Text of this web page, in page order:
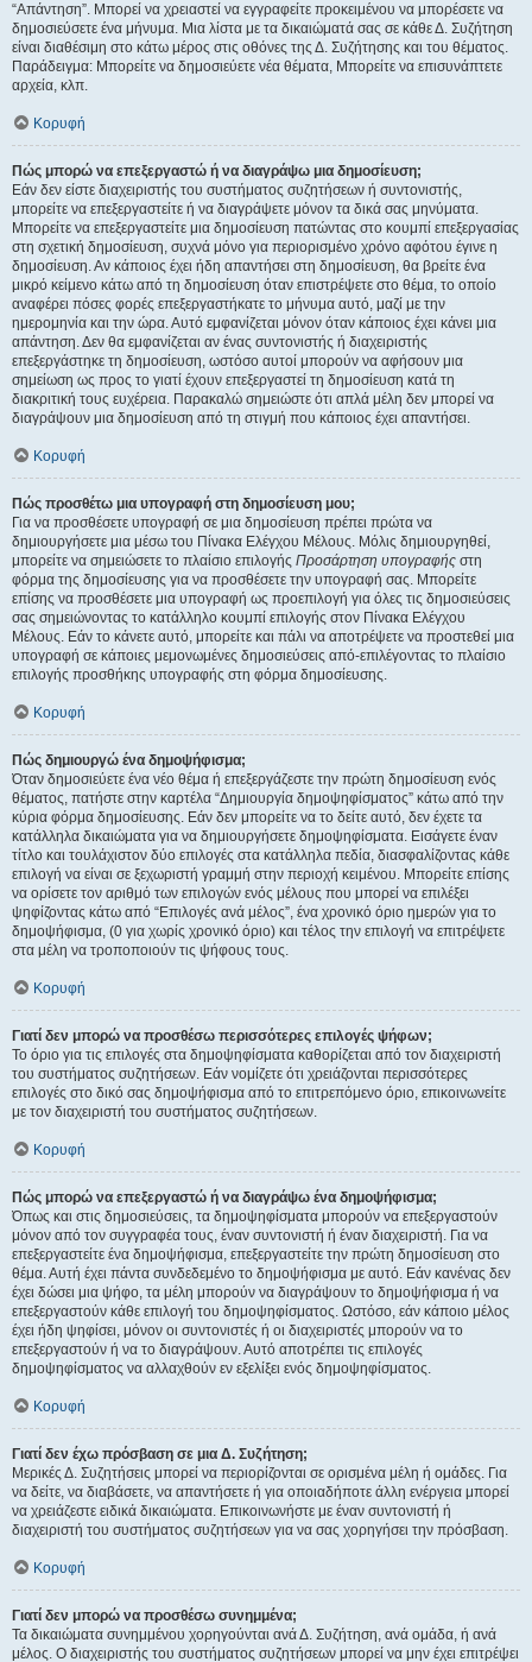
“Απάντηση”. Μπορεί να χρειαστεί να εγγραφείτε προκειμένου να μπορέσετε να
δημοσιεύσετε ένα μήνυμα. Μια λίστα με τα δικαιώματά σας σε κάθε Δ. Συζήτηση
είναι διαθέσιμη στο κάτω μέρος στις οθόνες της Δ. Συζήτησης και του θέματος.
Παράδειγμα: Μπορείτε να δημοσιεύετε νέα θέματα, Μπορείτε να επισυνάπτετε
αρχεία, κλπ.
Κορυφή
Πώς μπορώ να επεξεργαστώ ή να διαγράψω μια δημοσίευση;
Εάν δεν είστε διαχειριστής του συστήματος συζητήσεων ή συντονιστής,
μπορείτε να επεξεργαστείτε ή να διαγράψετε μόνον τα δικά σας μηνύματα.
Μπορείτε να επεξεργαστείτε μια δημοσίευση πατώντας στο κουμπί επεξεργασίας
στη σχετική δημοσίευση, συχνά μόνο για περιορισμένο χρόνο αφότου έγινε η
δημοσίευση. Αν κάποιος έχει ήδη απαντήσει στη δημοσίευση, θα βρείτε ένα
μικρό κείμενο κάτω από τη δημοσίευση όταν επιστρέψετε στο θέμα, το οποίο
αναφέρει πόσες φορές επεξεργαστήκατε το μήνυμα αυτό, μαζί με την
ημερομηνία και την ώρα. Αυτό εμφανίζεται μόνον όταν κάποιος έχει κάνει μια
απάντηση. Δεν θα εμφανίζεται αν ένας συντονιστής ή διαχειριστής
επεξεργάστηκε τη δημοσίευση, ωστόσο αυτοί μπορούν να αφήσουν μια
σημείωση ως προς το γιατί έχουν επεξεργαστεί τη δημοσίευση κατά τη
διακριτική τους ευχέρεια. Παρακαλώ σημειώστε ότι απλά μέλη δεν μπορεί να
διαγράψουν μια δημοσίευση από τη στιγμή που κάποιος έχει απαντήσει.
Κορυφή
Πώς προσθέτω μια υπογραφή στη δημοσίευση μου;
Για να προσθέσετε υπογραφή σε μια δημοσίευση πρέπει πρώτα να
δημιουργήσετε μια μέσω του Πίνακα Ελέγχου Μέλους. Μόλις δημιουργηθεί,
μπορείτε να σημειώσετε το πλαίσιο επιλογής Προσάρτηση υπογραφής στη
φόρμα της δημοσίευσης για να προσθέσετε την υπογραφή σας. Μπορείτε
επίσης να προσθέσετε μια υπογραφή ως προεπιλογή για όλες τις δημοσιεύσεις
σας σημειώνοντας το κατάλληλο κουμπί επιλογής στον Πίνακα Ελέγχου
Μέλους. Εάν το κάνετε αυτό, μπορείτε και πάλι να αποτρέψετε να προστεθεί μια
υπογραφή σε κάποιες μεμονωμένες δημοσιεύσεις από-επιλέγοντας το πλαίσιο
επιλογής προσθήκης υπογραφής στη φόρμα δημοσίευσης.
Κορυφή
Πώς δημιουργώ ένα δημοψήφισμα;
Όταν δημοσιεύετε ένα νέο θέμα ή επεξεργάζεστε την πρώτη δημοσίευση ενός
θέματος, πατήστε στην καρτέλα “Δημιουργία δημοψηφίσματος” κάτω από την
κύρια φόρμα δημοσίευσης. Εάν δεν μπορείτε να το δείτε αυτό, δεν έχετε τα
κατάλληλα δικαιώματα για να δημιουργήσετε δημοψηφίσματα. Εισάγετε έναν
τίτλο και τουλάχιστον δύο επιλογές στα κατάλληλα πεδία, διασφαλίζοντας κάθε
επιλογή να είναι σε ξεχωριστή γραμμή στην περιοχή κειμένου. Μπορείτε επίσης
να ορίσετε τον αριθμό των επιλογών ενός μέλους που μπορεί να επιλέξει
ψηφίζοντας κάτω από “Επιλογές ανά μέλος”, ένα χρονικό όριο ημερών για το
δημοψήφισμα, (0 για χωρίς χρονικό όριο) και τέλος την επιλογή να επιτρέψετε
στα μέλη να τροποποιούν τις ψήφους τους.
Κορυφή
Γιατί δεν μπορώ να προσθέσω περισσότερες επιλογές ψήφων;
Το όριο για τις επιλογές στα δημοψηφίσματα καθορίζεται από τον διαχειριστή
του συστήματος συζητήσεων. Εάν νομίζετε ότι χρειάζονται περισσότερες
επιλογές στο δικό σας δημοψήφισμα από το επιτρεπόμενο όριο, επικοινωνείτε
με τον διαχειριστή του συστήματος συζητήσεων.
Κορυφή
Πώς μπορώ να επεξεργαστώ ή να διαγράψω ένα δημοψήφισμα;
Όπως και στις δημοσιεύσεις, τα δημοψηφίσματα μπορούν να επεξεργαστούν
μόνον από τον συγγραφέα τους, έναν συντονιστή ή έναν διαχειριστή. Για να
επεξεργαστείτε ένα δημοψήφισμα, επεξεργαστείτε την πρώτη δημοσίευση στο
θέμα. Αυτή έχει πάντα συνδεδεμένο το δημοψήφισμα με αυτό. Εάν κανένας δεν
έχει δώσει μια ψήφο, τα μέλη μπορούν να διαγράψουν το δημοψήφισμα ή να
επεξεργαστούν κάθε επιλογή του δημοψηφίσματος. Ωστόσο, εάν κάποιο μέλος
έχει ήδη ψηφίσει, μόνον οι συντονιστές ή οι διαχειριστές μπορούν να το
επεξεργαστούν ή να το διαγράψουν. Αυτό αποτρέπει τις επιλογές
δημοψηφίσματος να αλλαχθούν εν εξελίξει ενός δημοψηφίσματος.
Κορυφή
Γιατί δεν έχω πρόσβαση σε μια Δ. Συζήτηση;
Μερικές Δ. Συζητήσεις μπορεί να περιορίζονται σε ορισμένα μέλη ή ομάδες. Για
να δείτε, να διαβάσετε, να απαντήσετε ή για οποιαδήποτε άλλη ενέργεια μπορεί
να χρειάζεστε ειδικά δικαιώματα. Επικοινωνήστε με έναν συντονιστή ή
διαχειριστή του συστήματος συζητήσεων για να σας χορηγήσει την πρόσβαση.
Κορυφή
Γιατί δεν μπορώ να προσθέσω συνημμένα;
Τα δικαιώματα συνημμένου χορηγούνται ανά Δ. Συζήτηση, ανά ομάδα, ή ανά
μέλος. Ο διαχειριστής του συστήματος συζητήσεων μπορεί να μην έχει επιτρέψει